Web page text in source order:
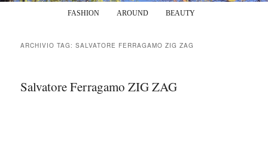
Vai al contenuto principale
Vai al contenuto secondario
FASHION AROUND BEAUTY
ARCHIVIO TAG:SALVATORE FERRAGAMO ZIG ZAG
Salvatore Ferragamo ZIG ZAG